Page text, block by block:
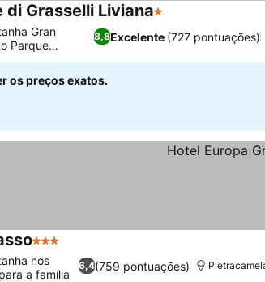
di Grasselli Liviana1 Estrelas
8,8Excelente (727 pontuações)
Gran
Parque
os preços exatos.
3 Estrelas
6,4(759 pontuações)
nos
a família